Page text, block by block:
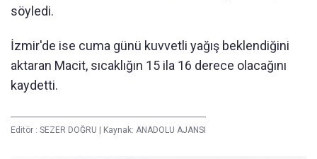
söyledi.
İzmir'de ise cuma günü kuvvetli yağış beklendiğini
aktaran Macit, sıcaklığın 15 ila 16 derece olacağını
kaydetti.
Editör : SEZER DOĞRU Kaynak: ANADOLU AJANSI